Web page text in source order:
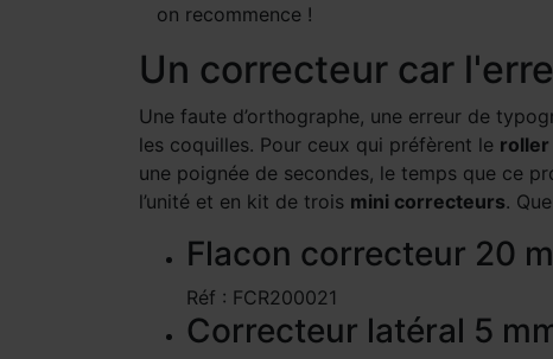
on recommence !
Un correcteur car
Une faute d’orthographe, une erreur de
les coquilles. Pour ceux qui préfèrent le
une poignée de secondes, le temps que ce
l’unité et en kit de trois mini correcteurs.
Flacon correcteur 20
Réf : FCR200021
Correcteur latéral 5